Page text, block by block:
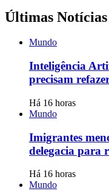
Últimas Notícias
Mundo
Inteligência
precisam
Há 16 horas
Mundo
Imigrantes
delegacia para
Há 16 horas
Mundo